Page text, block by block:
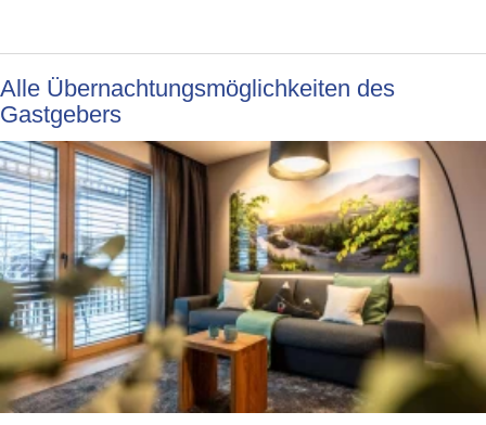
Alle Übernachtungsmöglichkeiten des
Gastgebers